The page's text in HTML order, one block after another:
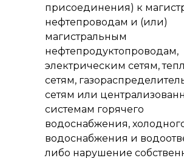
присоединения) к
нефтепроводам и (или)
магистральным
нефтепродуктопроводам,
электрическим сетям,
сетям,
сетям или
системам горячего
водоснабжения,
водоснабжения и
либо нарушение